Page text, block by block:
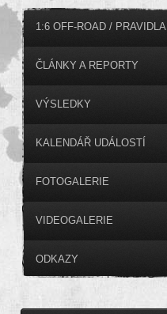
1:6 OFF-ROAD / PRAVIDLA
ČLÁNKY A REPORTY
VÝSLEDKY
KALENDÁŘ UDÁLOSTÍ
FOTOGALERIE
VIDEOGALERIE
ODKAZY